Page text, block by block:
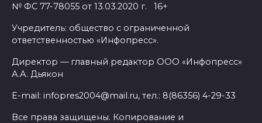
№ ФС 77-78055 от 13.03.2020 г. 16+
Учредитель: общество с ограниченной
ответственностью «Инфопресс».
Директор — главный редактор ООО «Инфопресс»
А.А. Дьякон
E-mail: infopres2004@mail.ru, тел.: 8(86356) 4-29-33
Все права защищены. Копирование и